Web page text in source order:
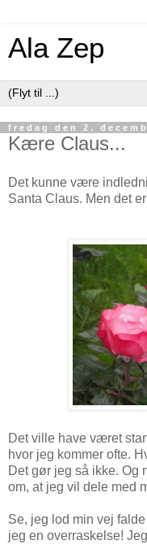
Ala Zep
fredag den 2.
Kære Claus...
Det kunne være
Santa Claus. Men det
Det ville have været
hvor jeg kommer ofte.
Det gør jeg så ikke. Og
om, at jeg vil dele med
Se, jeg lod min vej
jeg en overraskelse!